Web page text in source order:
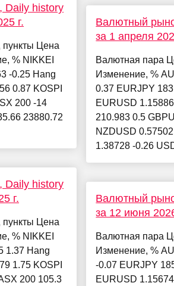
Daily history
г.
пункты Цена
% NIKKEI
-0.25 Hang
0.87 KOSPI
200 -14
23880.72
Daily history
г.
пункты Цена
% NIKKEI
1.37 Hang
1.75 KOSPI
200 105.3
Валютный
за 1 апреля
Валютная пара
Изменение, %
0.37 EURJPY
EURUSD
210.983 0.5
NZDUSD
1.38728 -0.26
Валютный
за 12 июня
Валютная пара
Изменение, %
-0.07 EURJPY
EURUSD